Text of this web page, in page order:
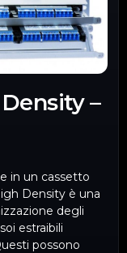
–
in un cassetto
Density è una
degli
estraibili
possono